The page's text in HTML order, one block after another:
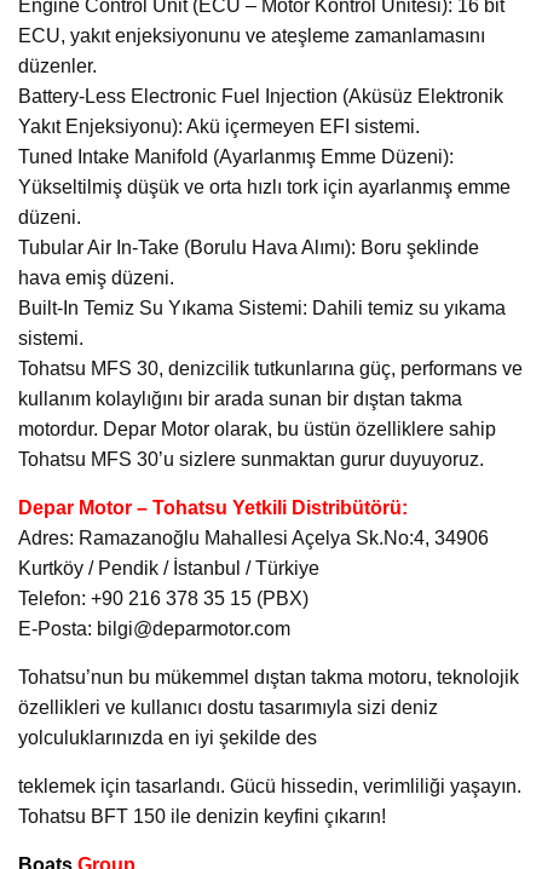
Engine Control Unit (ECU – Motor Kontrol Ünitesi): 16 bit
ECU, yakıt enjeksiyonunu ve ateşleme zamanlamasını
düzenler.
Battery-Less Electronic Fuel Injection (Aküsüz Elektronik
Yakıt Enjeksiyonu): Akü içermeyen EFI sistemi.
Tuned Intake Manifold (Ayarlanmış Emme Düzeni):
Yükseltilmiş düşük ve orta hızlı tork için ayarlanmış emme
düzeni.
Tubular Air In-Take (Borulu Hava Alımı): Boru şeklinde
hava emiş düzeni.
Built-In Temiz Su Yıkama Sistemi: Dahili temiz su yıkama
sistemi.
Tohatsu MFS 30, denizcilik tutkunlarına güç, performans ve
kullanım kolaylığını bir arada sunan bir dıştan takma
motordur. Depar Motor olarak, bu üstün özelliklere sahip
Tohatsu MFS 30’u sizlere sunmaktan gurur duyuyoruz.
Depar Motor – Tohatsu Yetkili Distribütörü:
Adres: Ramazanoğlu Mahallesi Açelya Sk.No:4, 34906
Kurtköy / Pendik / İstanbul / Türkiye
Telefon: +90 216 378 35 15 (PBX)
E-Posta: bilgi@deparmotor.com
Tohatsu’nun bu mükemmel dıştan takma motoru, teknolojik
özellikleri ve kullanıcı dostu tasarımıyla sizi deniz
yolculuklarınızda en iyi şekilde des
teklemek için tasarlandı. Gücü hissedin, verimliliği yaşayın.
Tohatsu BFT 150 ile denizin keyfini çıkarın!
Boats Group